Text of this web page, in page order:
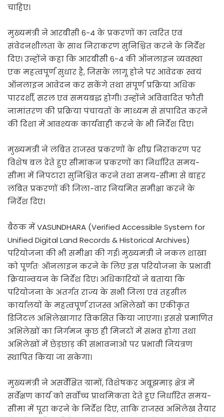
चाहिए।
मुख्यमंत्री ने आरबीसी 6-4 के प्रकरणों का त्वरित एवं
संवेदनशीलता के साथ निराकरण सुनिश्चित करने के निर्देश
दिए। उन्होंने कहा कि आरबीसी 6-4 की ऑनलाइन व्यवस्था
एक महत्वपूर्ण सुधार है, जिसके लागू होने पर आवेदक स्वयं
ऑनलाइन आवेदन कर सकेंगे तथा संपूर्ण प्रक्रिया अधिक
पारदर्शी, सरल एवं समयबद्ध होगी। उन्होंने अविवादित फौती
नामांतरण की प्रक्रिया पंचायतों के माध्यम से संपादित करने
की दिशा में आवश्यक कार्यवाही करने के भी निर्देश दिए।
मुख्यमंत्री ने लंबित राजस्व प्रकरणों के शीघ्र निराकरण पर
विशेष बल देते हुए सीमांकन प्रकरणों का निर्धारित समय-
सीमा में निपटारा सुनिश्चित करने तथा समय-सीमा से बाहर
लंबित प्रकरणों की जिला-वार नियमित समीक्षा करने के
निर्देश दिए।
बैठक में VASUNDHARA (Verified Accessible System for
Unified Digital Land Records & Historical Archives)
परियोजना की भी समीक्षा की गई। मुख्यमंत्री ने नकल शाखा
को पूर्णतः ऑनलाइन करने के लिए इस परियोजना के प्रभावी
क्रियान्वयन के निर्देश दिए। अधिकारियों ने बताया कि
परियोजना के अंतर्गत राज्य के सभी जिला एवं तहसील
कार्यालयों के महत्वपूर्ण राजस्व अभिलेखों का एकीकृत
डिजिटल अभिलेखागार विकसित किया जाएगा। इससे प्रमाणित
अभिलेखों का निर्गमन कुछ ही मिनटों में संभव होगा तथा
अभिलेखों में छेड़छाड़ की संभावनाओं पर प्रभावी नियंत्रण
स्थापित किया जा सकेगा।
मुख्यमंत्री ने असर्वेक्षित ग्रामों, विशेषकर अबूझमाड़ क्षेत्र में
सर्वेक्षण कार्य को सर्वोच्च प्राथमिकता देते हुए निर्धारित समय-
सीमा में पूरा करने के निर्देश दिए, ताकि राजस्व अभिलेख तैयार